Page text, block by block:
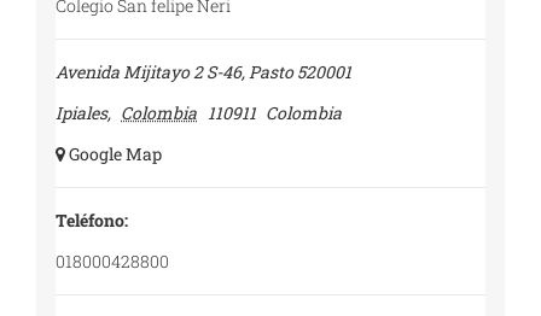
Colegio San felipe Neri
Avenida Mijitayo 2 S-46, Pasto 520001
Ipiales, Colombia 110911 Colombia
+ Google Map
Teléfono:
018000428800